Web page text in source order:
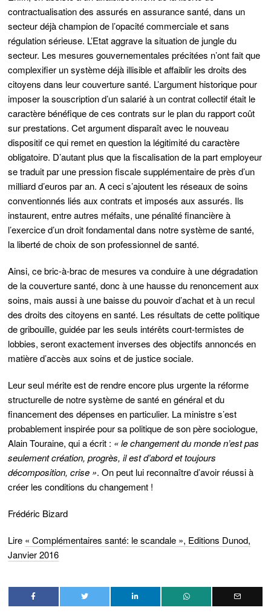
contractualisation des assurés en assurance santé, dans un
secteur déjà champion de l’opacité commerciale et sans
régulation sérieuse. L’Etat aggrave la situation de jungle du
secteur. Les mesures gouvernementales précitées n’ont fait que
complexifier un système déjà illisible et affaiblir les droits des
citoyens dans leur couverture santé. L’argument historique pour
imposer la souscription d’un salarié à un contrat collectif était le
caractère bénéfique de ces contrats sur le plan du rapport coût
sur prestations. Cet argument disparaît avec le nouveau
dispositif ce qui remet en question la légitimité du caractère
obligatoire. D’autant plus que la fiscalisation de la part employeur
se traduit par une pression fiscale supplémentaire de près d’un
milliard d’euros par an. A ceci s’ajoutent les réseaux de soins
conventionnés liés aux contrats et imposés aux assurés. Ils
instaurent, entre autres méfaits, une pénalité financière à
l’exercice d’un droit fondamental dans notre système de santé,
la liberté de choix de son professionnel de santé.
Ainsi, ce bric-à-brac de mesures va conduire à une dégradation
de la couverture santé, donc à une hausse du renoncement aux
soins, mais aussi à une baisse du pouvoir d’achat et à un recul
des droits des citoyens en santé. Les résultats de cette politique
de gribouille, guidée par les seuls intérêts court-termistes de
lobbies, seront exactement inverses des objectifs annoncés en
matière d’accès aux soins et de justice sociale.
Leur seul mérite est de rendre encore plus urgente la réforme
structurelle de notre système de santé en général et du
financement des dépenses en particulier. La ministre s’est
probablement inspirée pour sa politique de son père sociologue,
Alain Touraine, qui a écrit : « le changement du monde n’est pas
seulement création, progrès, il est d’abord et toujours
décomposition, crise ». On peut lui reconnaître d’avoir réussi à
créer les conditions du changement !
Frédéric Bizard
Lire « Complémentaires santé: le scandale », Editions Dunod,
Janvier 2016